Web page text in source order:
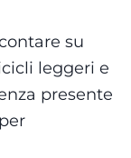
su
leggeri e
presente